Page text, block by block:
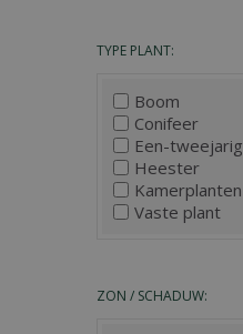
TYPE PLANT:
Boom
Conifeer
Een-tweejarig
Heester
Kamerplanten
Vaste plant
ZON / SCHADUW: